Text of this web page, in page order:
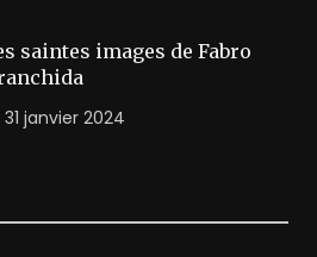
saintes images de Fabro
31 janvier 2024